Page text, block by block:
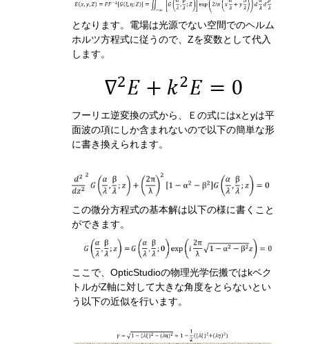
となります。電場は光源でない空間でのヘルム
ホルツ方程式に従うので、 Zを変数として代入
します。
フーリエ逆変換の式から、 Ｅの式にはxとyは平
面波の項にしか含まれないので以下の簡単な形
に書き換えられます。
この微分方程式の基本解は以下の様に書くこと
ができます。
ここで、OpticStudioの物理光学伝搬ではkベク
トルがZ軸に対して大きな角度をとらないとい
う以下の近似を行います。